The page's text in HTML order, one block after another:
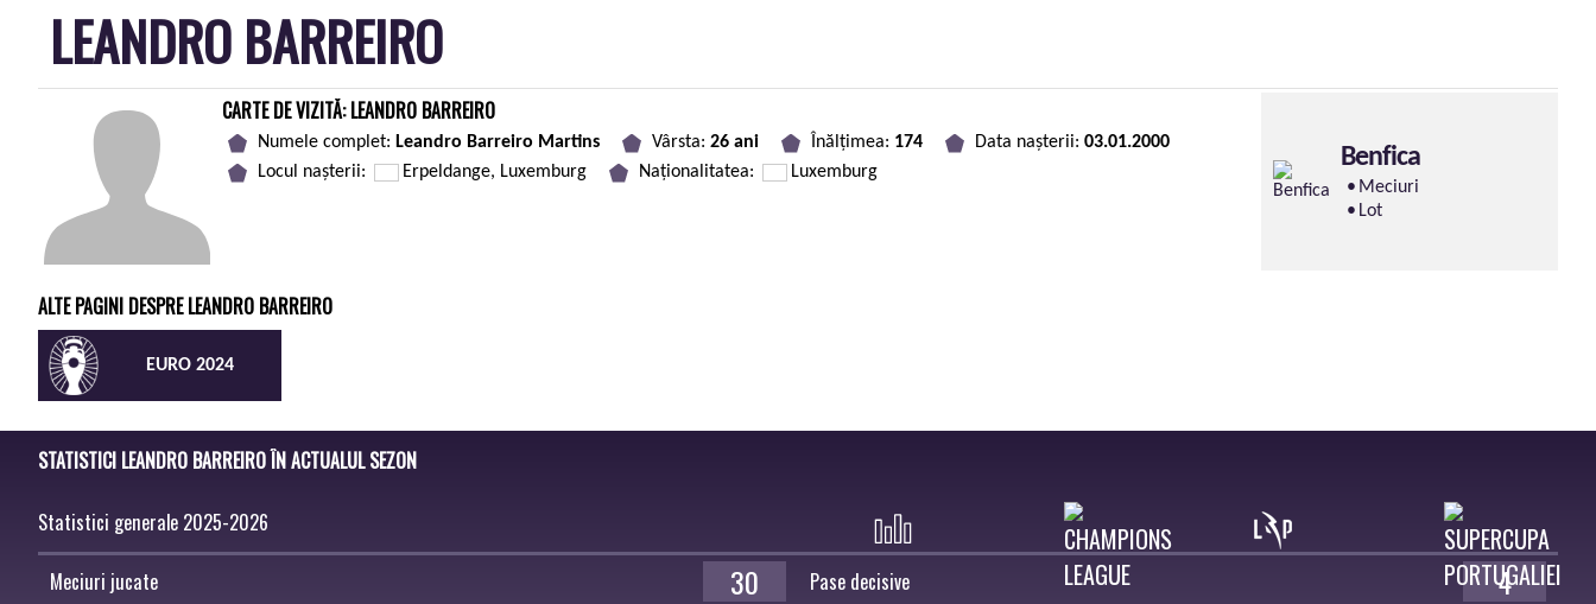
LEANDRO BARREIRO
CARTE DE VIZITĂ: LEANDRO BARREIRO
Numele complet: Leandro Barreiro Martins Vârsta: 26 ani Înălțimea: 174 Data nașterii: 03.01.2000
Locul nașterii:
Erpeldange, Luxemburg Naționalitatea: Luxemburg
Benfica
Meciuri
Lot
ALTE PAGINI DESPRE LEANDRO BARREIRO
EURO 2024
STATISTICI LEANDRO BARREIRO ÎN ACTUALUL SEZON
Statistici generale 2025-2026
Meciuri jucate 30 Pase decisive 4